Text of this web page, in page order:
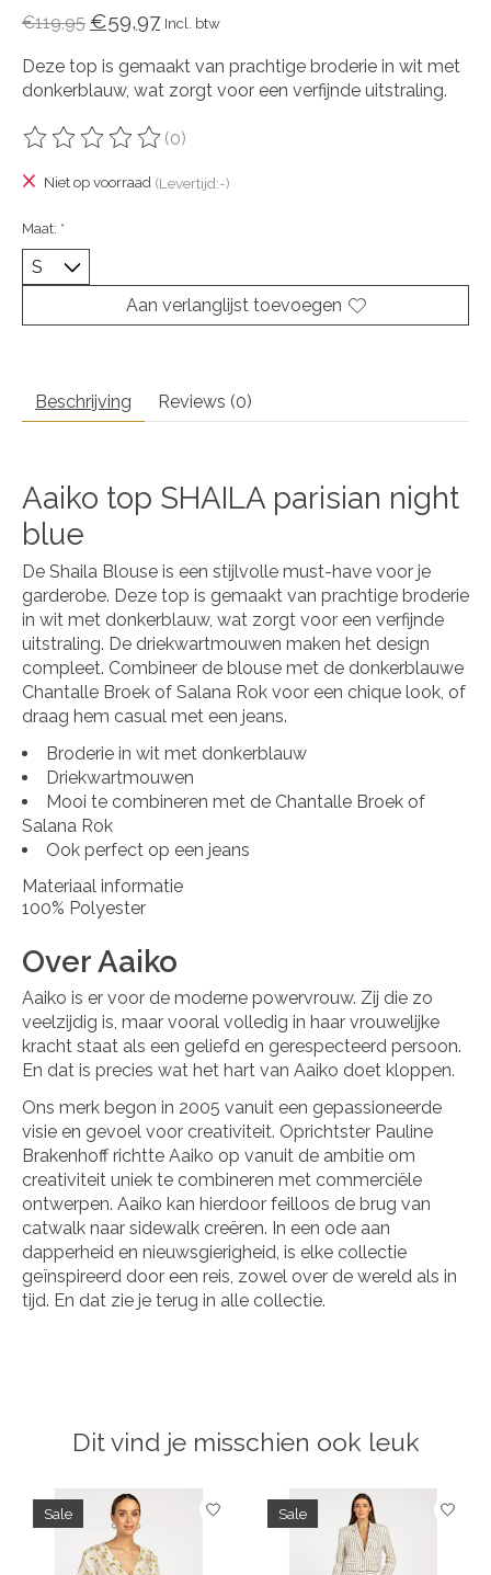
€119,95 €59,97 Incl. btw
Deze top is gemaakt van prachtige broderie in wit met
donkerblauw, wat zorgt voor een verfijnde uitstraling.
De beoordeling van dit product is
(0)
Niet op voorraad (Levertijd:-)
Maat: *
Aan verlanglijst toevoegen
Beschrijving Reviews (0)
Aaiko top SHAILA parisian night
blue
De Shaila Blouse is een stijlvolle must-have voor je
garderobe. Deze top is gemaakt van prachtige broderie
in wit met donkerblauw, wat zorgt voor een verfijnde
uitstraling. De driekwartmouwen maken het design
compleet. Combineer de blouse met de donkerblauwe
Chantalle Broek of Salana Rok voor een chique look, of
draag hem casual met een jeans.
Broderie in wit met donkerblauw
Driekwartmouwen
Mooi te combineren met de Chantalle Broek of
Salana Rok
Ook perfect op een jeans
Materiaal informatie
100% Polyester
Over Aaiko
Aaiko is er voor de moderne powervrouw. Zij die zo
veelzijdig is, maar vooral volledig in haar vrouwelijke
kracht staat als een geliefd en gerespecteerd persoon.
En dat is precies wat het hart van Aaiko doet kloppen.
Ons merk begon in 2005 vanuit een gepassioneerde
visie en gevoel voor creativiteit. Oprichtster Pauline
Brakenhoff richtte Aaiko op vanuit de ambitie om
creativiteit uniek te combineren met commerciële
ontwerpen. Aaiko kan hierdoor feilloos de brug van
catwalk naar sidewalk creëren. In een ode aan
dapperheid en nieuwsgierigheid, is elke collectie
geïnspireerd door een reis, zowel over de wereld als in
tijd. En dat zie je terug in alle collectie.
Dit vind je misschien ook leuk
Items van productcarrousel
Sale Sale